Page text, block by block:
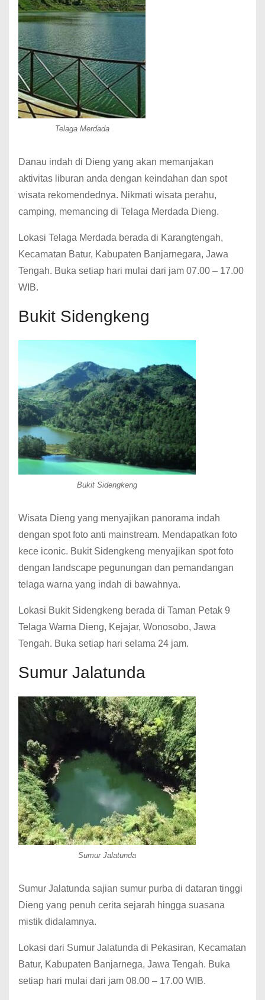
Telaga Merdada
Danau indah di Dieng yang akan memanjakan
aktivitas liburan anda dengan keindahan dan spot
wisata rekomendednya. Nikmati wisata perahu,
camping, memancing di Telaga Merdada Dieng.
Lokasi Telaga Merdada berada di Karangtengah,
Kecamatan Batur, Kabupaten Banjarnegara, Jawa
Tengah. Buka setiap hari mulai dari jam 07.00 – 17.00
WIB.
Bukit Sidengkeng
Bukit Sidengkeng
Wisata Dieng yang menyajikan panorama indah
dengan spot foto anti mainstream. Mendapatkan foto
kece iconic. Bukit Sidengkeng menyajikan spot foto
dengan landscape pegunungan dan pemandangan
telaga warna yang indah di bawahnya.
Lokasi Bukit Sidengkeng berada di Taman Petak 9
Telaga Warna Dieng, Kejajar, Wonosobo, Jawa
Tengah. Buka setiap hari selama 24 jam.
Sumur Jalatunda
Sumur Jalatunda
Sumur Jalatunda sajian sumur purba di dataran tinggi
Dieng yang penuh cerita sejarah hingga suasana
mistik didalamnya.
Lokasi dari Sumur Jalatunda di Pekasiran, Kecamatan
Batur, Kabupaten Banjarnega, Jawa Tengah. Buka
setiap hari mulai dari jam 08.00 – 17.00 WIB.